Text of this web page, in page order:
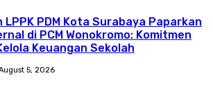
LPPK PDM Kota Surabaya Paparkan
di PCM Wonokromo: Komitmen
Keuangan Sekolah
5, 2026